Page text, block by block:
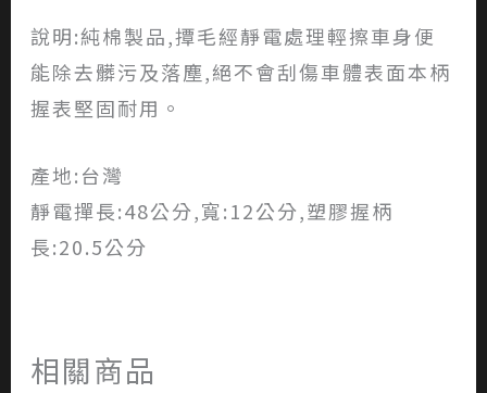
說明:純棉製品,撢毛經靜電處理輕擦車身便
能除去髒污及落塵,絕不會刮傷車體表面本柄
握表堅固耐用。
產地:台灣
靜電撣長:48公分,寬:12公分,塑膠握柄
長:20.5公分
相關商品